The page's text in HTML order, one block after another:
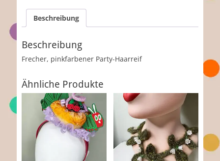
Beschreibung
Beschreibung
Frecher, pinkfarbener Party-Haarreif
Ähnliche Produkte